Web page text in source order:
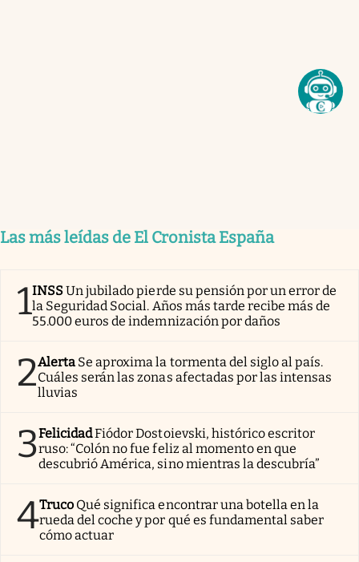
Las más leídas de El Cronista España
1INSSUn jubilado pierde su pensión por un error de
la Seguridad Social. Años más tarde recibe más de
55.000 euros de indemnización por daños
2Alerta Se aproxima la tormenta del siglo al país.
Cuáles serán las zonas afectadas por las intensas
lluvias
3FelicidadFiódor Dostoievski, histórico escritor
ruso: “Colón no fue feliz al momento en que
descubrió América, sino mientras la descubría”
4Truco Qué significa encontrar una botella en la
rueda del coche y por qué es fundamental saber
cómo actuar